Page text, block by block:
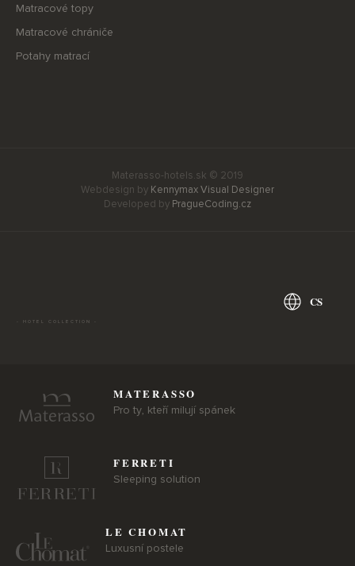
Matracové topy
Matracové chrániče
Potahy matrací
Materasso-hotels.sk © 2019
Webdesign by Kennymax Visual Designer
Developed by PragueCoding.cz
- HOTEL COLLECTION -
CS
MATERASSO
Pro ty, kteří milují spánek
FERRETI
Sleeping solution
LE CHOMAT
Luxusní postele